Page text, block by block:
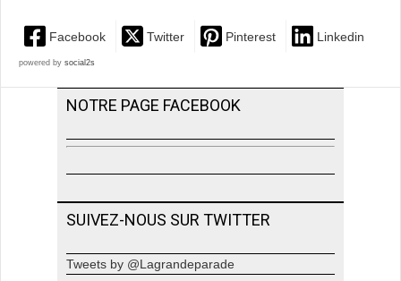
Facebook Twitter Pinterest Linkedin
powered by social2s
NOTRE PAGE FACEBOOK
SUIVEZ-NOUS SUR TWITTER
Tweets by @Lagrandeparade